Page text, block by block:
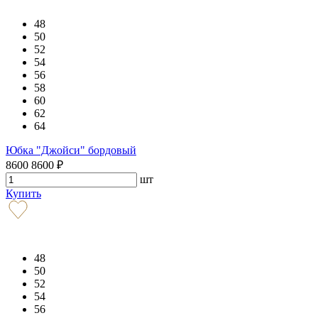
48
50
52
54
56
58
60
62
64
Юбка "Джойси" бордовый
8600 8600 ₽
шт
Купить
48
50
52
54
56